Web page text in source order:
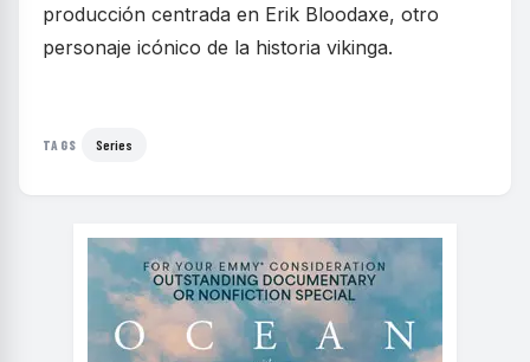
producción centrada en Erik Bloodaxe, otro
personaje icónico de la historia vikinga.
TAGS Series